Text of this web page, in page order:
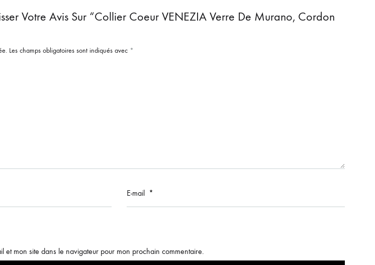
Votre Avis Sur “Collier Coeur VENEZIA Verre De Murano, Cordon
Les champs obligatoires sont indiqués avec *
E-mail *
et mon site dans le navigateur pour mon prochain commentaire.